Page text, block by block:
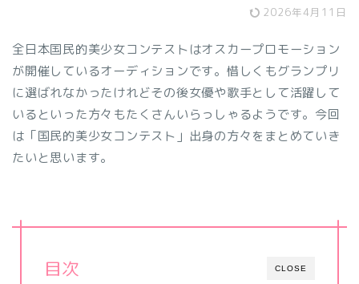
2026年4月11日
全日本国民的美少女コンテストはオスカープロモーション
が開催しているオーディションです。惜しくもグランプリ
に選ばれなかったけれどその後女優や歌手として活躍して
いるといった方々もたくさんいらっしゃるようです。今回
は「国民的美少女コンテスト」出身の方々をまとめていき
たいと思います。
CLOSE
目次